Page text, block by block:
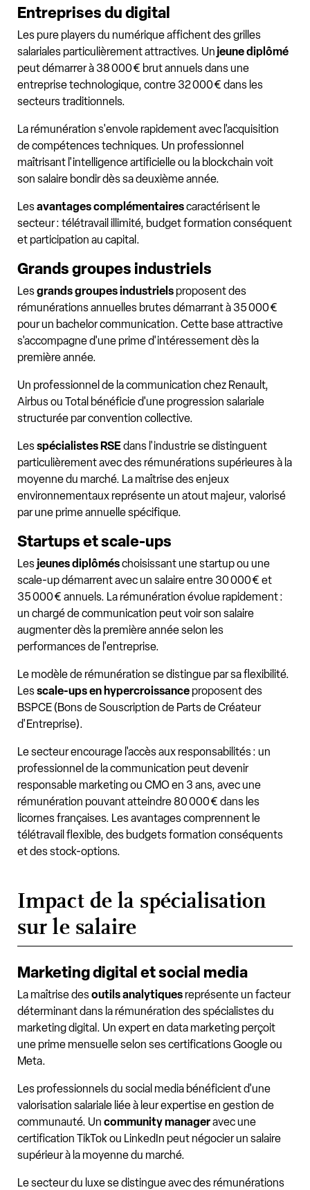
Entreprises du digital
Les pure players du numérique affichent des grilles
salariales particulièrement attractives. Un jeune diplômé
peut démarrer à 38 000 € brut annuels dans une
entreprise technologique, contre 32 000 € dans les
secteurs traditionnels.
La rémunération s'envole rapidement avec l'acquisition
de compétences techniques. Un professionnel
maîtrisant l'intelligence artificielle ou la blockchain voit
son salaire bondir dès sa deuxième année.
Lesavantages complémentairescaractérisent le
secteur : télétravail illimité, budget formation conséquent
et participation au capital.
Grands groupes industriels
Lesgrands groupes industriels proposent des
rémunérations annuelles brutes démarrant à 35 000 €
pour un bachelor communication. Cette base attractive
s'accompagne d'une prime d'intéressement dès la
première année.
Un professionnel de la communication chez Renault,
Airbus ou Total bénéficie d'une progression salariale
structurée par convention collective.
Lesspécialistes RSEdans l'industrie se distinguent
particulièrement avec des rémunérations supérieures à la
moyenne du marché. La maîtrise des enjeux
environnementaux représente un atout majeur, valorisé
par une prime annuelle spécifique.
Startups et scale-ups
Les jeunes diplôméschoisissant une startup ou une
scale-up démarrent avec un salaire entre 30 000 € et
35 000 € annuels. La rémunération évolue rapidement :
un chargé de communication peut voir son salaire
augmenter dès la première année selon les
performances de l'entreprise.
Le modèle de rémunération se distingue par sa flexibilité.
Lesscale-ups en hypercroissance proposent des
BSPCE (Bons de Souscription de Parts de Créateur
d'Entreprise).
Le secteur encourage l'accès aux responsabilités : un
professionnel de la communication peut devenir
responsable marketing ou CMO en 3 ans, avec une
rémunération pouvant atteindre 80 000 € dans les
licornes françaises. Les avantages comprennent le
télétravail flexible, des budgets formation conséquents
et des stock-options.
Impact de la spécialisation
sur le salaire
Marketing digital et social media
La maîtrise desoutils analytiques représente un facteur
déterminant dans la rémunération des spécialistes du
marketing digital. Un expert en data marketing perçoit
une prime mensuelle selon ses certifications Google ou
Meta.
Les professionnels du social media bénéficient d'une
valorisation salariale liée à leur expertise en gestion de
communauté. Un community manageravec une
certification TikTok ou LinkedIn peut négocier un salaire
supérieur à la moyenne du marché.
Le secteur du luxe se distingue avec des rémunérations